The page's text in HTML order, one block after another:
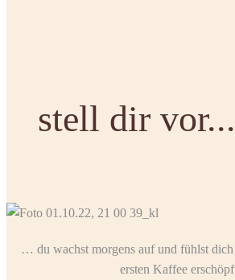
stell dir
… du wachst morgens auf und fühlst
ersten Kaffee